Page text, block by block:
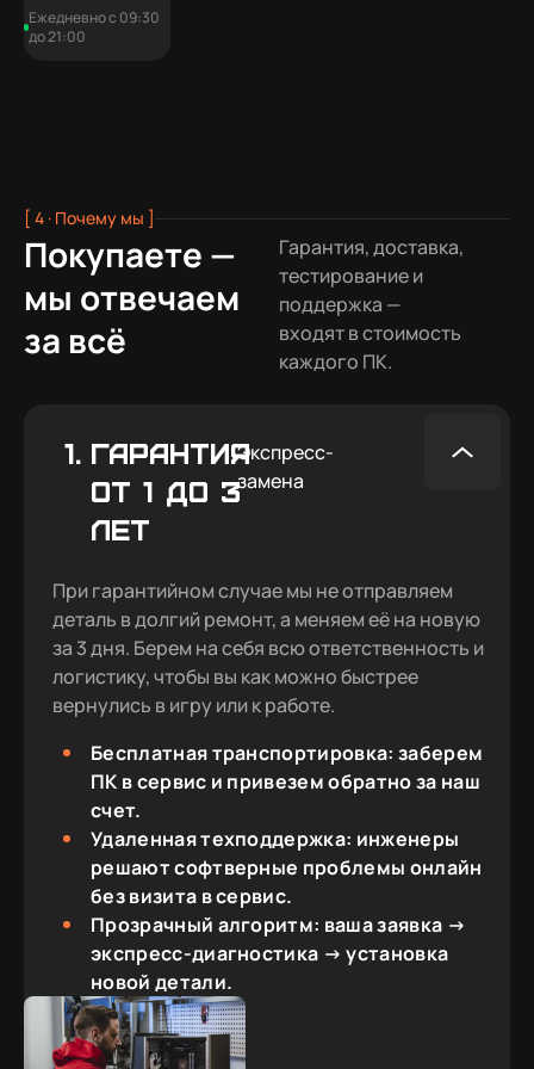
Ежедневно с 09:30
до 21:00
[ 4 · Почему мы ]
Покупаете —
мы отвечаем
за всё
Гарантия, доставка,
тестирование и
поддержка —
входят в стоимость
каждого ПК.
1. ГАРАНТИЯ
ОТ 1 ДО 3
ЛЕТ
Экспресс-
замена
При гарантийном случае мы не отправляем
деталь в долгий ремонт, а меняем её на новую
за 3 дня. Берем на себя всю ответственность и
логистику, чтобы вы как можно быстрее
вернулись в игру или к работе.
Бесплатная транспортировка: заберем
ПК в сервис и привезем обратно за наш
счет.
Удаленная техподдержка: инженеры
решают софтверные проблемы онлайн
без визита в сервис.
Прозрачный алгоритм: ваша заявка →
экспресс-диагностика → установка
новой детали.